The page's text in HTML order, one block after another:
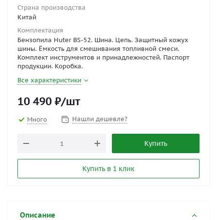
Страна производства
Китай
Комплектация
Бензопила Huter BS-52. Шина. Цепь. Защитный кожух
шины. Ёмкость для смешивания топливной смеси.
Комплект инструментов и принадлежностей. Паспорт
продукции. Коробка.
Все характеристики
10 490 ₽/шт
Много Нашли дешевле?
Купить
Купить в 1 клик
Описание